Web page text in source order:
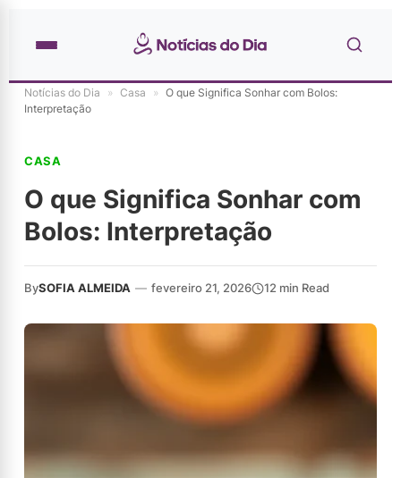
Notícias do Dia » Casa » O que Significa Sonhar com Bolos:
Interpretação
CASA
O que Significa Sonhar com
Bolos: Interpretação
BySOFIA ALMEIDA — fevereiro 21, 2026 12 min Read